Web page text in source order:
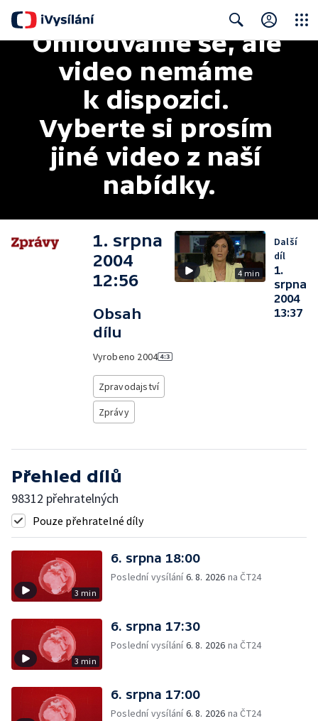
Search
Omlouváme se, ale
video nemáme
k dispozici.
Vyberte si prosím
jiné video z naší
nabídky.
1. srpna
2004
12:56
Obsah
dílu
Vyrobeno 2004
Zpravodajství
Zprávy
4 min
Další
díl
1.
srpna
2004
13:37
Přehled dílů
98312 přehratelných
Pouze přehratelné díly
3 min
6. srpna 18:00
Poslední vysílání6. 8. 2026 na ČT24
3 min
6. srpna 17:30
Poslední vysílání6. 8. 2026 na ČT24
6. srpna 17:00
Poslední vysílání6. 8. 2026 na ČT24